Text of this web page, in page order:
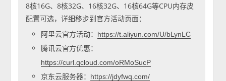
8核16G、8核32G、16核32G、16核64G等CPU内存皮
配置可选，详细移步到官方活动页面：
阿里云官方活动：
https://t.aliyun.com/U/bLynLC
腾讯云官方优惠：
https://curl.qcloud.com/oRMoSucP
京东云服务器： https://jdyfwq.com/